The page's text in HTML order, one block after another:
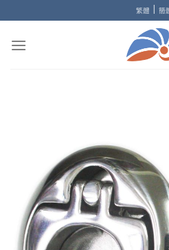
to
content
繁體 | 簡